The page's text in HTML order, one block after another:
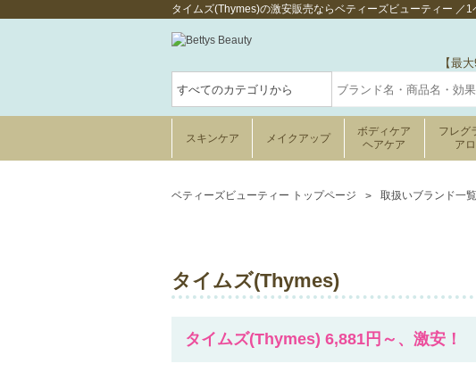
タイムズ(Thymes)の激安販売ならベティーズビューティー ／1
【最
スキンケア メイクアップ
ボディケア
ヘアケア
フレグ
ア
ベティーズビューティー トップページ 取扱いブランド一覧
タイムズ(Thymes)
タイムズ(Thymes) 6,881円～、激安！